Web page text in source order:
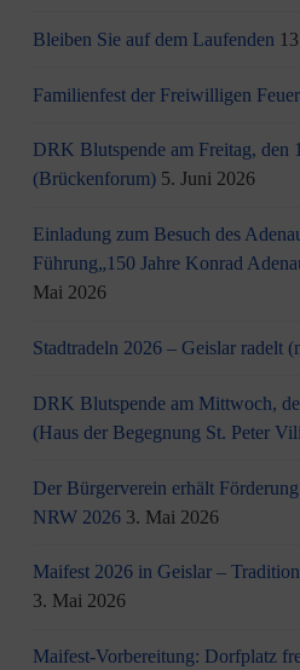
Bleiben Sie auf dem Laufenden
Familienfest der Freiwilligen
DRK Blutspende am Freitag, den
(Brückenforum) 5. Juni 2026
Einladung zum Besuch des
Führung„150 Jahre Konrad
Mai 2026
Stadtradeln 2026 – Geislar radelt
DRK Blutspende am Mittwoch,
(Haus der Begegnung St. Peter
Der Bürgerverein erhält
NRW 2026 3. Mai 2026
Maifest 2026 in Geislar –
3. Mai 2026
Maifest-Vorbereitung: Dorfplatz